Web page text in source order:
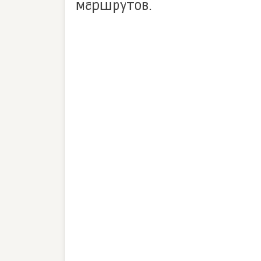
маршрутов.